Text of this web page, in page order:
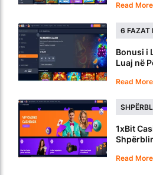
Read More
6 FAZAT
Bonusi i
Luaj në
Read More
1xBit
Read More